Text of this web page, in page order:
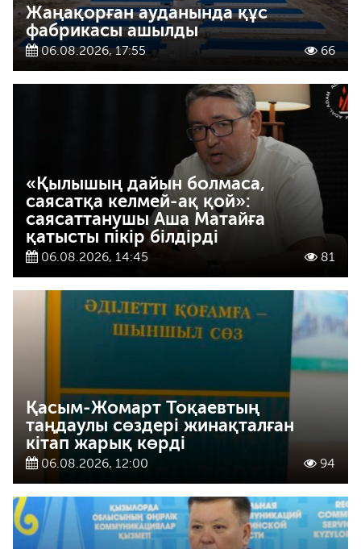
Жаңақорған ауданында құс
фабрикасы ашылды
06.08.2026, 17:55 66
«Қылышың дайын болмаса,
саясатқа келмей-ақ қой»:
саясаттанушы Аша Матайға
қатысты пікір білдірді
06.08.2026, 14:45 81
Қасым-Жомарт Тоқаевтың
таңдаулы сөздері жинақталған
кітап жарық көрді
06.08.2026, 12:00 94